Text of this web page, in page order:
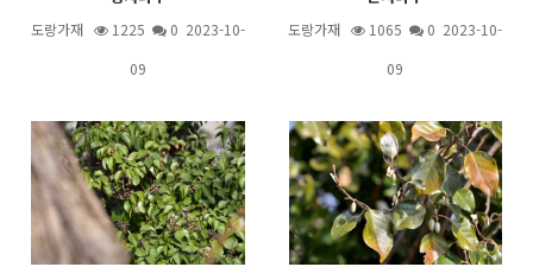
도랑가재 1225
0 2023-10-
09
도랑가재 1065
0 2023-10-
09